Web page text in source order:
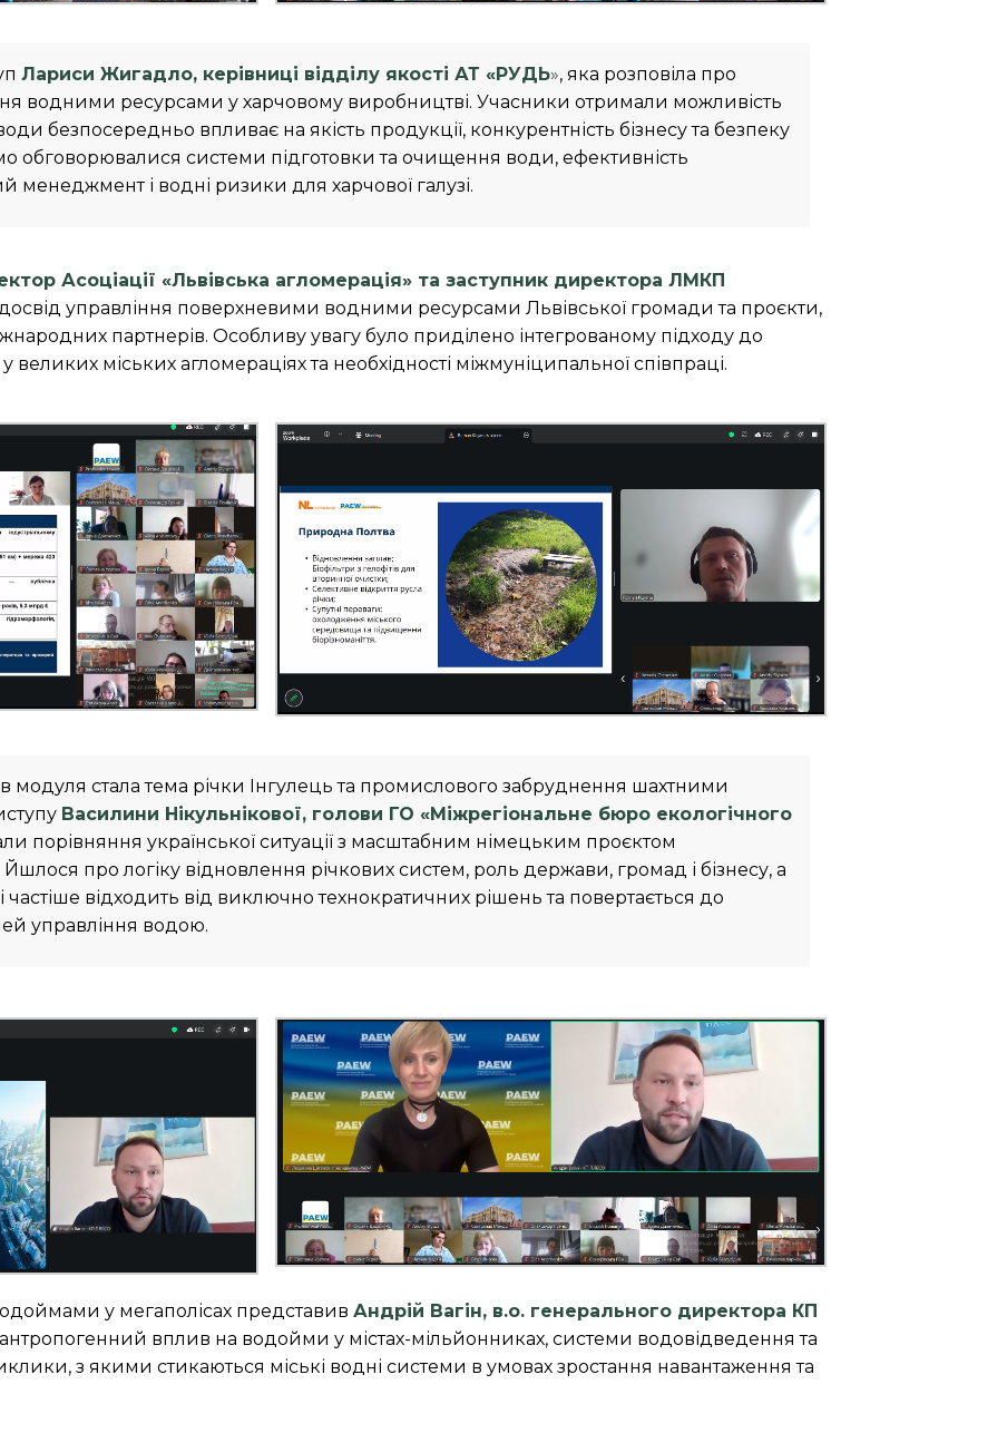
Лариси Жигадло, керівниці відділу якості АТ «РУДЬ», яка розповіла про
водними ресурсами у харчовому виробництві. Учасники отримали можливість
безпосередньо впливає на якість продукції, конкурентність бізнесу та безпеку
обговорювалися системи підготовки та очищення води, ефективність
менеджмент і водні ризики для харчової галузі.
Асоціації «Львівська агломерація» та заступник директора ЛМКП
управління поверхневими водними ресурсами Львівської громади та проєкти,
партнерів. Особливу увагу було приділено інтегрованому підходу до
міських агломераціях та необхідності міжмуніципальної співпраці.
модуля стала тема річки Інгулець та промислового забруднення шахтними
Василини Нікульнікової, голови ГО «Міжрегіональне бюро екологічного
порівняння української ситуації з масштабним німецьким проєктом
Йшлося про логіку відновлення річкових систем, роль держави, громад і бізнесу, а
частіше відходить від виключно технократичних рішень та повертається до
управління водою.
у мегаполісах представив Андрій Вагін, в.о. генерального директора КП
вплив на водойми у містах-мільйонниках, системи водовідведення та
з якими стикаються міські водні системи в умовах зростання навантаження та